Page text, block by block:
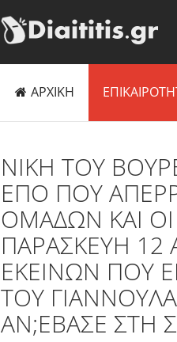
ΑΡΧΙΚΗ
NIKH TOY
ΕΠΟ ΠΟΥ
ΟΜΑΔΩΝ ΚΑΙ
ΠΑΡΑΣΚΕΥΗ 12
ΕΚΕΙΝΩΝ ΠΟΥ
ΤΟΥ
ΑΝ;ΕΒΑΣΕ ΣΤΗ